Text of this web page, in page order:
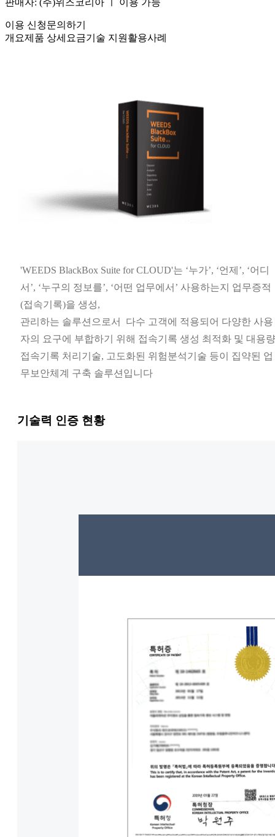
이용 신청문의하기
개요제품 상세 요금기술 지원 활용사례
'WEEDS BlackBox Suite for CLOUD'는 ‘누가’, ‘언제’, ‘어디
서’, ‘누구의 정보를’, ‘어떤 업무에서’ 사용하는지 업무증적
(접속기록)을 생성,
관리하는 솔루션으로서 다수 고객에 적용되어 다양한 사용
자의 요구에 부합하기 위해 접속기록 생성 최적화 및 대용량
접속기록 처리기술, 고도화된 위험분석기술 등이 집약된 업
무보안체계 구축 솔루션입니다
기술력 인증 현황